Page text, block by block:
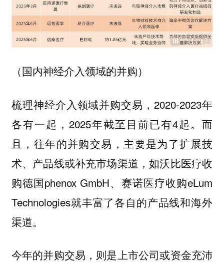
（国内神经介入领域的并购）
梳理神经介入领域并购交易，2020-2023年
各有一起，2025年截至目前已有4起。而
且，往年的并购交易，主要是为了扩展技
术、产品线或补充市场渠道，如沃比医疗收
购德国phenox GmbH、赛诺医疗收购eLum
Technologies就丰富了各自的产品线和海外
渠道。
今年的并购交易，则是上市公司或资金充沛